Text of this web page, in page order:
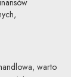
warto